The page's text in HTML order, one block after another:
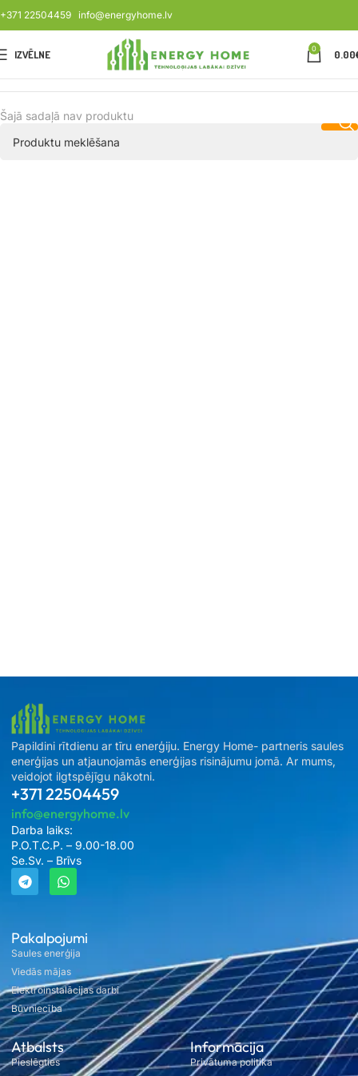
+371 22504459 info@energyhome.lv
IZVĒLNE 0 0.00
Šajā sadaļā nav produktu
Pakalpojumi
Saules enerģija
Viedās mājas
Elektroinstalācijas darbi
Būvniecība
Atbalsts
Pieslēgties
Informācija
Privātuma politika
Papildini rītdienu ar tīru enerģiju. Energy Home- partneris saules
enerģijas un atjaunojamās enerģijas risinājumu jomā. Ar mums,
veidojot ilgtspējīgu nākotni.
+371 22504459
info@energyhome.lv
Darba laiks:
P.O.T.C.P. – 9.00-18.00
Se.Sv. – Brīvs